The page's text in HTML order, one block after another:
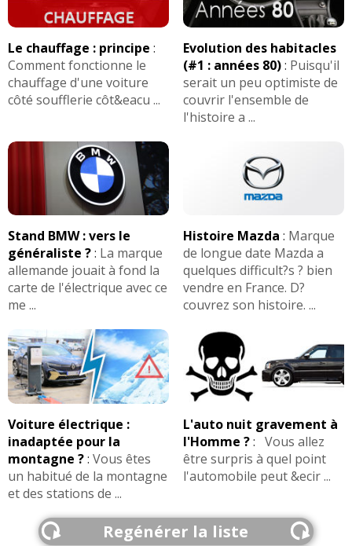
Le chauffage : principe :
Comment fonctionne le
chauffage d'une voiture
côté soufflerie côt&eacu ...
Evolution des habitacles
(#1 : années 80): Puisqu'il
serait un peu optimiste de
couvrir l'ensemble de
l'histoire a ...
Stand BMW : vers le
généraliste ?: La marque
allemande jouait à fond la
carte de l'électrique avec ce
me ...
Histoire Mazda : Marque
de longue date Mazda a
quelques difficult?s ? bien
vendre en France. D?
couvrez son histoire. ...
Voiture électrique :
inadaptée pour la
montagne ?: Vous êtes
un habitué de la montagne
et des stations de ...
L'auto nuit gravement à
l'Homme ?: Vous allez
être surpris à quel point
l'automobile peut &ecir ...
Regénérer la liste